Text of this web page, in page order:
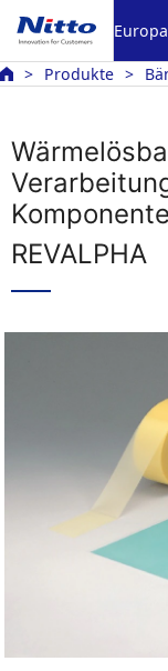
Europa
Produkte
REVALPHA